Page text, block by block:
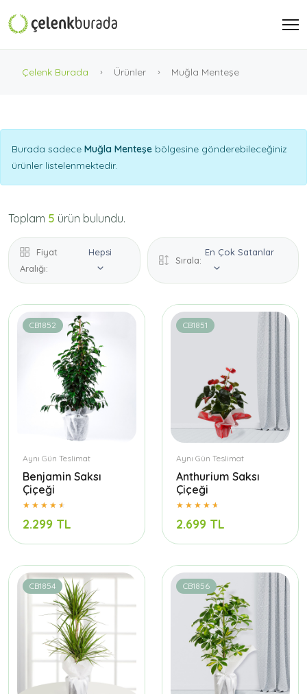
Çelenk Burada Ürünler Muğla Menteşe
Burada sadece Muğla Menteşe bölgesine gönderebileceğiniz
ürünler listelenmektedir.
Toplam 5 ürün bulundu.
Fiyat
Aralığı:
Hepsi
Sırala:
En Çok Satanlar
CB1852
Aynı Gün Teslimat
Benjamin Saksı
Çiçeği
2.299 TL
CB1851
Aynı Gün Teslimat
Anthurium Saksı
Çiçeği
2.699 TL
CB1854 CB1856